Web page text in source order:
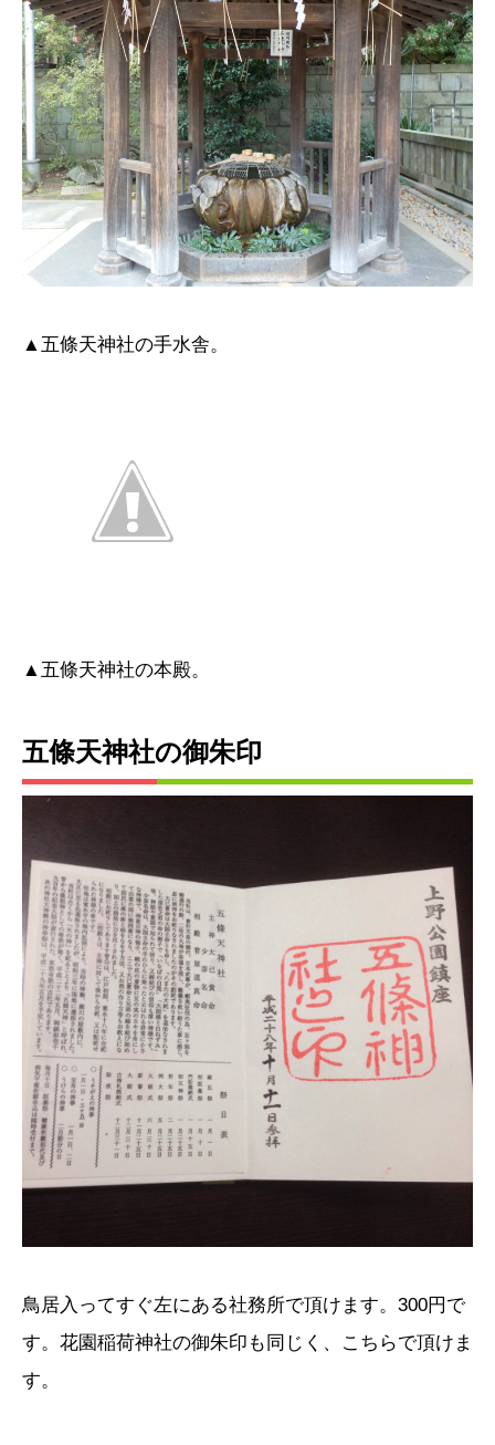
▲五條天神社の手水舎。
▲五條天神社の本殿。
五條天神社の御朱印
鳥居入ってすぐ左にある社務所で頂けます。300円で
す。花園稲荷神社の御朱印も同じく、こちらで頂けま
す。